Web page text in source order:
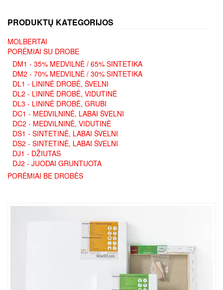
PRODUKTŲ KATEGORIJOS
MOLBERTAI
PORĖMIAI SU DROBE
DM1 - 35% MEDVILNĖ / 65% SINTETIKA
DM2 - 70% MEDVILNĖ / 30% SINTETIKA
DL1 - LININĖ DROBĖ, ŠVELNI
DL2 - LININĖ DROBĖ, VIDUTINĖ
DL3 - LININĖ DROBĖ, GRUBI
DC1 - MEDVILNINĖ, LABAI ŠVELNI
DC2 - MEDVILNINĖ, VIDUTINĖ
DS1 - SINTETINĖ, LABAI ŠVELNI
DS2 - SINTETINĖ, LABAI ŠVELNI
DJ1 - DŽIUTAS
DJ2 - JUODAI GRUNTUOTA
PORĖMIAI BE DROBĖS